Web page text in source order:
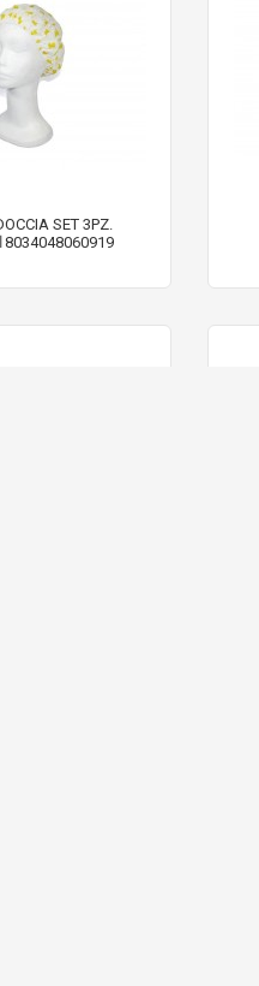
SET 3PZ.
8034048060919